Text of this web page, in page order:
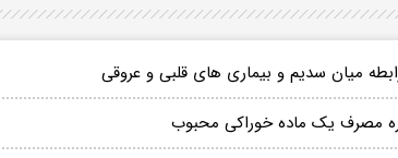
میان سدیم و بیماری های قلبی و عروقی
مصرف یک ماده خوراکی محبوب